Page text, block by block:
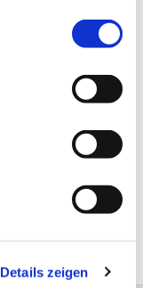
Details zeigen